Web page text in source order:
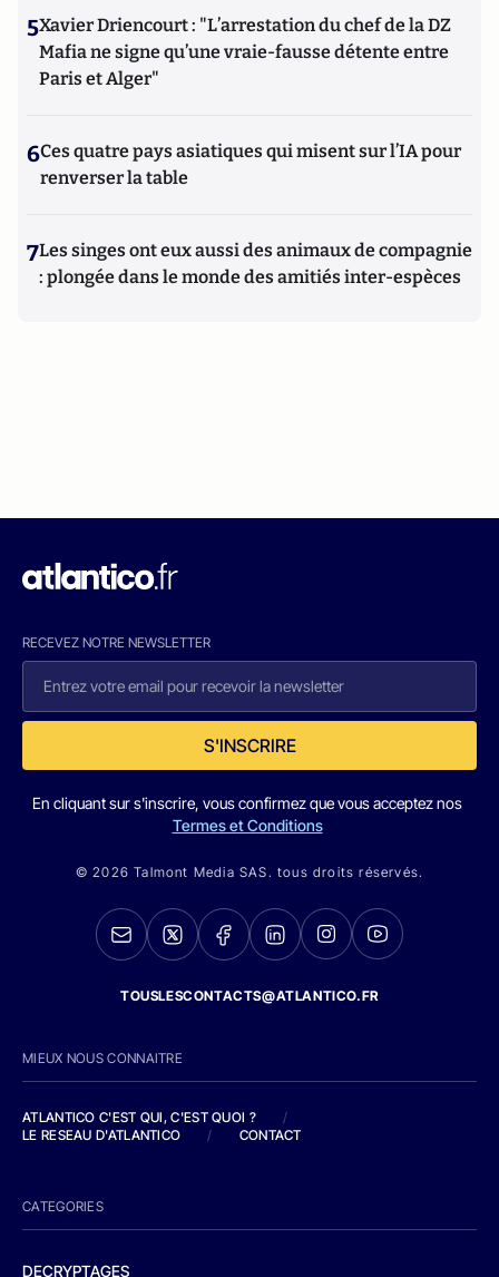
5Xavier Driencourt : "L’arrestation du chef de la DZ
Mafia ne signe qu’une vraie-fausse détente entre
Paris et Alger"
6Ces quatre pays asiatiques qui misent sur l’IA pour
renverser la table
7Les singes ont eux aussi des animaux de compagnie
: plongée dans le monde des amitiés inter-espèces
RECEVEZ NOTRE NEWSLETTER
S'INSCRIRE
En cliquant sur s'inscrire, vous confirmez que vous acceptez nos
Termes et Conditions
© 2026 Talmont Media SAS. tous droits réservés.
TOUSLESCONTACTS@ATLANTICO.FR
MIEUX NOUS CONNAITRE
ATLANTICO C'EST QUI, C'EST QUOI ?
/
LE RESEAU D'ATLANTICO
/ CONTACT
CATEGORIES
DECRYPTAGES